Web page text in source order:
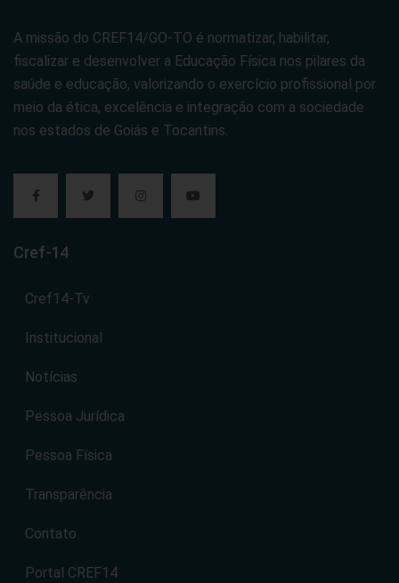
A missão do CREF14/GO-TO é normatizar, habilitar,
fiscalizar e desenvolver a Educação Física nos pilares da
saúde e educação, valorizando o exercício profissional por
meio da ética, excelência e integração com a sociedade
nos estados de Goiás e Tocantins.
Cref-14
Cref14-Tv
Institucional
Notícias
Pessoa Jurídica
Pessoa Física
Transparência
Contato
Portal CREF14